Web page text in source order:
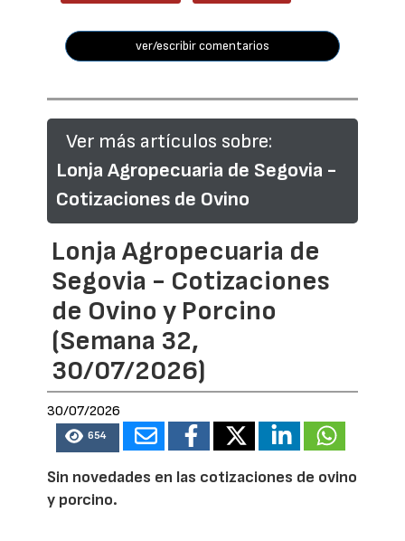
ver/escribir comentarios
Ver más artículos sobre:
Lonja Agropecuaria de Segovia -
Cotizaciones de Ovino
Lonja Agropecuaria de
Segovia - Cotizaciones
de Ovino y Porcino
(Semana 32,
30/07/2026)
30/07/2026
654
Sin novedades en las cotizaciones de ovino
y porcino.